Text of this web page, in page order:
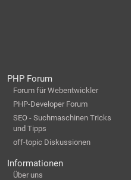
PHP Forum
Forum für Webentwickler
PHP-Developer Forum
SEO - Suchmaschinen Tricks
und Tipps
off-topic Diskussionen
Informationen
Über uns